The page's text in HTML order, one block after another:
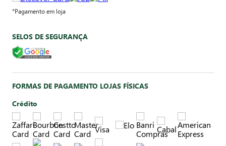
*Pagamento em loja
SELOS DE SEGURANÇA
FORMAS DE PAGAMENTO LOJAS FÍSICAS
Crédito